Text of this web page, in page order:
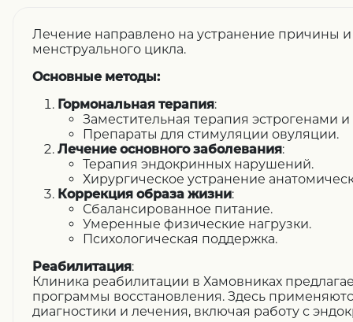
Лечение направлено на устранение причины и
менструального цикла.
Основные методы:
Гормональная терапия:
Заместительная терапия эстрогенами
Препараты для стимуляции овуляции.
Лечение основного заболевания:
Терапия эндокринных нарушений.
Хирургическое устранение
Коррекция образа жизни:
Сбалансированное питание.
Умеренные физические нагрузки.
Психологическая поддержка.
Реабилитация:
Клиника реабилитации в Хамовниках
программы восстановления. Здесь
диагностики и лечения, включая работу с